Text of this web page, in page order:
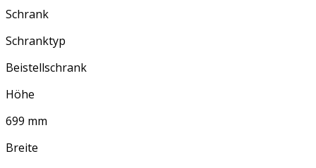
Schrank
Schranktyp
Beistellschrank
Höhe
699 mm
Breite